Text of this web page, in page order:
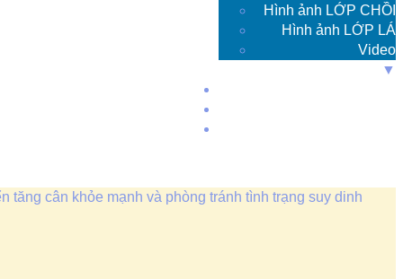
Hình ảnh LỚP CHỒI
Hình ảnh LỚP LÁ
Video
▼
tăng cân khỏe mạnh và phòng tránh tình trạng suy dinh